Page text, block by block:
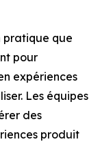
pratique que
pour
expériences
Les équipes
des
produit